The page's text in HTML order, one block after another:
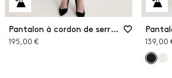
Pantalon à cordon de serrage
195,00 € 139,00